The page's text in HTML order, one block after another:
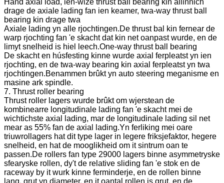
Hand axial load, ien-wize thrust ball bearing kin allinnich
drage de axiale lading fan ien keamer, twa-way thrust ball
bearing kin drage twa
Axiale lading yn alle rjochtingen.De thrust bal kin fernear de
warp rjochting fan 'e skacht dat kin net oanpast wurde, en de
limyt snelheid is hiel leech.One-way thrust ball bearing
De skacht en húsfesting kinne wurde axial ferpleatst yn ien
rjochting, en de twa-way bearing kin axial ferpleatst yn twa
rjochtingen.Benammen brûkt yn auto steering meganisme en
masine ark spindle.
7. Thrust roller bearing
Thrust roller lagers wurde brûkt om wjerstean de
kombinearre longitudinale lading fan 'e skacht mei de
wichtichste axial lading, mar de longitudinale lading sil net
mear as 55% fan de axial lading.Yn ferliking mei oare
triuwrollagers hat dit type lager in legere friksjefaktor, hegere
snelheid, en hat de mooglikheid om it sintrum oan te
passen.De rollers fan type 29000 lagers binne asymmetryske
sfearyske rollen, dy't de relative sliding fan 'e stok en de
raceway by it wurk kinne ferminderje, en de rollen binne